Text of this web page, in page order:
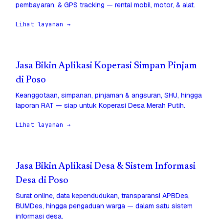
pembayaran, & GPS tracking — rental mobil, motor, & alat.
Lihat layanan →
Jasa Bikin Aplikasi Koperasi Simpan Pinjam
di Poso
Keanggotaan, simpanan, pinjaman & angsuran, SHU, hingga
laporan RAT — siap untuk Koperasi Desa Merah Putih.
Lihat layanan →
Jasa Bikin Aplikasi Desa & Sistem Informasi
Desa di Poso
Surat online, data kependudukan, transparansi APBDes,
BUMDes, hingga pengaduan warga — dalam satu sistem
informasi desa.